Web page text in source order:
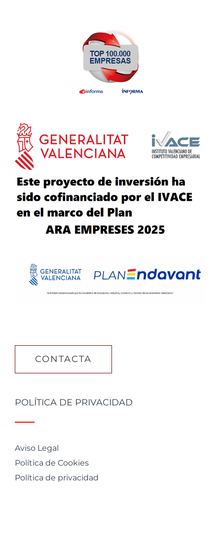
CONTACTA
POLÍTICA DE PRIVACIDAD
Aviso Legal
Política de Cookies
Política de privacidad